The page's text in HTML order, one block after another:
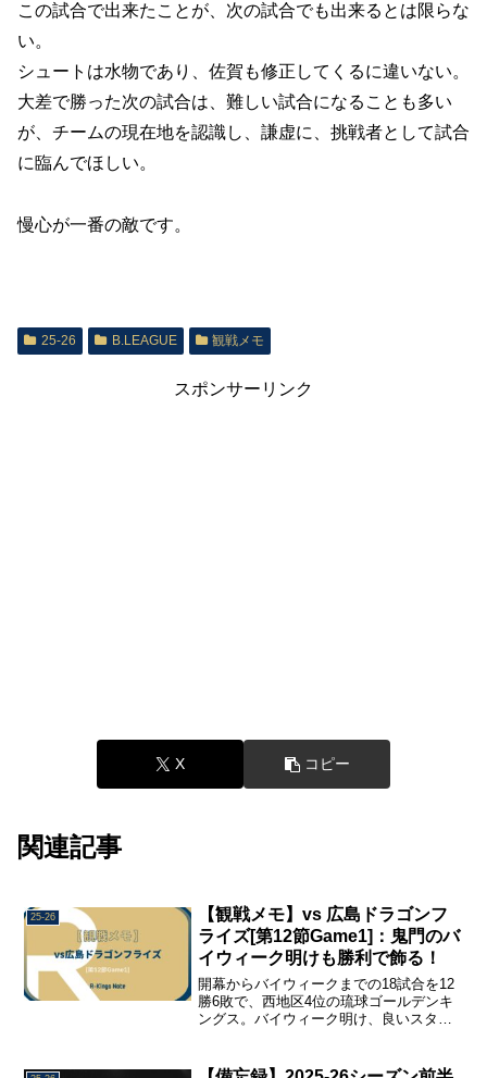
この試合で出来たことが、次の試合でも出来るとは限らな
い。
シュートは水物であり、佐賀も修正してくるに違いない。
大差で勝った次の試合は、難しい試合になることも多い
が、チームの現在地を認識し、謙虚に、挑戦者として試合
に臨んでほしい。
慢心が一番の敵です。
25-26 B.LEAGUE 観戦メモ
スポンサーリンク
X コピー
関連記事
25-26
【観戦メモ】vs 広島ドラゴンフ
ライズ[第12節Game1]：鬼門のバ
イウィーク明けも勝利で飾る！
開幕からバイウィークまでの18試合を12
勝6敗で、西地区4位の琉球ゴールデンキ
ングス。バイウィーク明け、良いスター
(Game1)を観戦して感じたことや印象に